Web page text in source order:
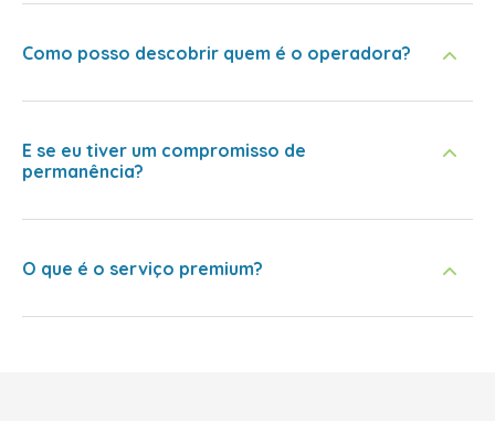
Como posso descobrir quem é o operadora?
E se eu tiver um compromisso de
permanência?
O que é o serviço premium?